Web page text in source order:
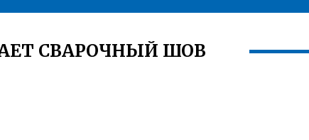
СВАРОЧНЫЙ ШОВ